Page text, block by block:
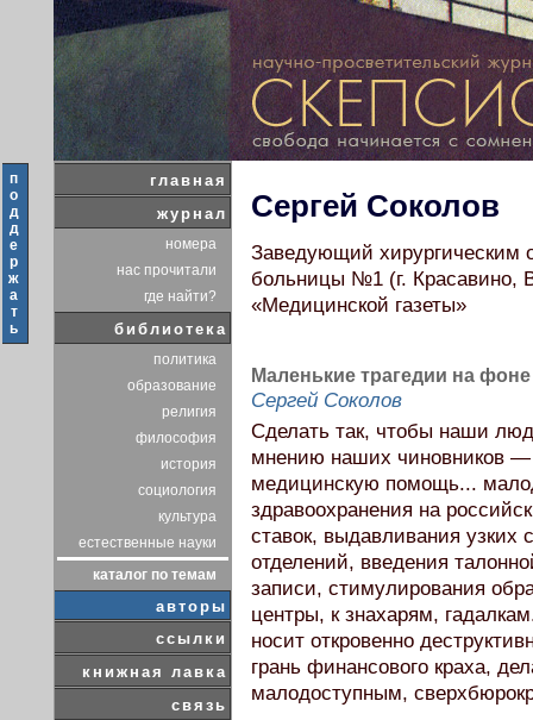
п
о
д
д
е
р
ж
а
т
ь
главная
журнал
номера
нас прочитали
где найти?
библиотека
политика
образование
религия
философия
история
социология
культура
естественные науки
каталог по темам
авторы
ссылки
книжная лавка
связь
Сергей Соколов
Заведующий хирургическим
больницы №1 (г. Красавино,
«Медицинской газеты»
Маленькие трагедии на
Сергей Соколов
Сделать так, чтобы наши
мнению наших чиновников
медицинскую помощь...
здравоохранения на
ставок, выдавливания узких
отделений, введения
записи, стимулирования
центры, к знахарям,
носит откровенно
грань финансового краха,
малодоступным,